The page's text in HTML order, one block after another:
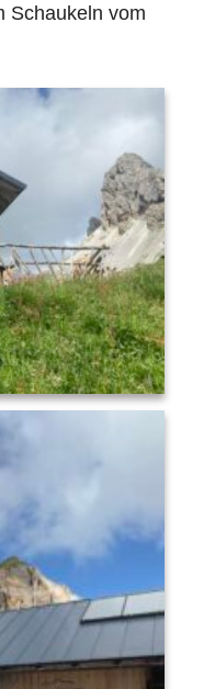
Schaukeln vom